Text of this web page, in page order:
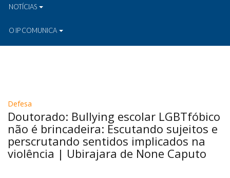
NOTÍCIAS
O IP COMUNICA
Defesa
Doutorado: Bullying escolar LGBTfóbico
não é brincadeira: Escutando sujeitos e
perscrutando sentidos implicados na
violência | Ubirajara de None Caputo